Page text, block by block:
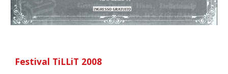
Festival TiLLiT 2008